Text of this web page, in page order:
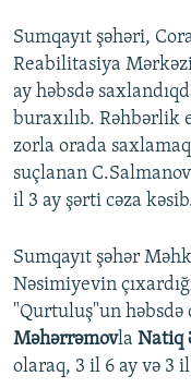
Sumqayıt şəhəri,
Reabilitasiya
ay həbsdə
buraxılıb. Rəhbərlik
zorla orada
suçlanan
il 3 ay şərti cəza
Sumqayıt şəhər
Nəsimiyevin
"Qurtuluş"un həbsdə
Məhərrəmovla Natiq
olaraq, 3 il 6 ay və 3